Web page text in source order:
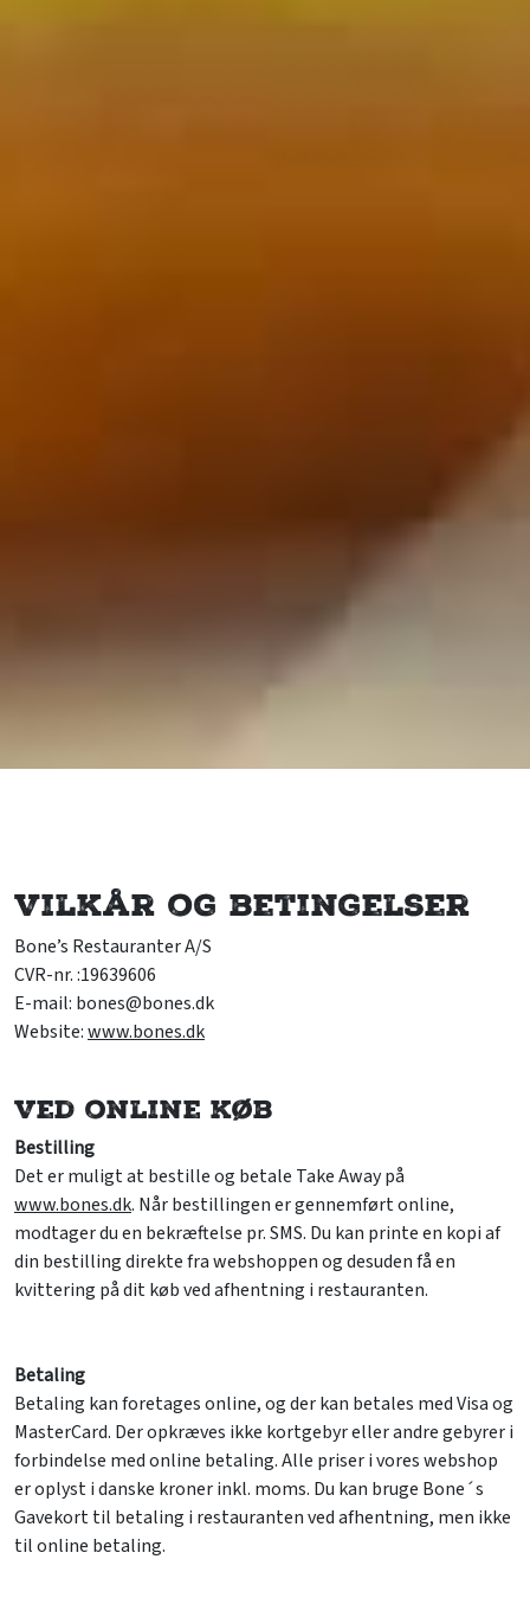
Vilkår og betingelser
Bone’s Restauranter A/S
CVR-nr. :19639606
E-mail: bones@bones.dk
Website:www.bones.dk
Ved online køb
Bestilling
Det er muligt at bestille og betale Take Away på
www.bones.dk. Når bestillingen er gennemført online,
modtager du en bekræftelse pr. SMS. Du kan printe en kopi af
din bestilling direkte fra webshoppen og desuden få en
kvittering på dit køb ved afhentning i restauranten.
Betaling
Betaling kan foretages online, og der kan betales med Visa og
MasterCard. Der opkræves ikke kortgebyr eller andre gebyrer i
forbindelse med online betaling. Alle priser i vores webshop
er oplyst i danske kroner inkl. moms. Du kan bruge Bone´s
Gavekort til betaling i restauranten ved afhentning, men ikke
til online betaling.